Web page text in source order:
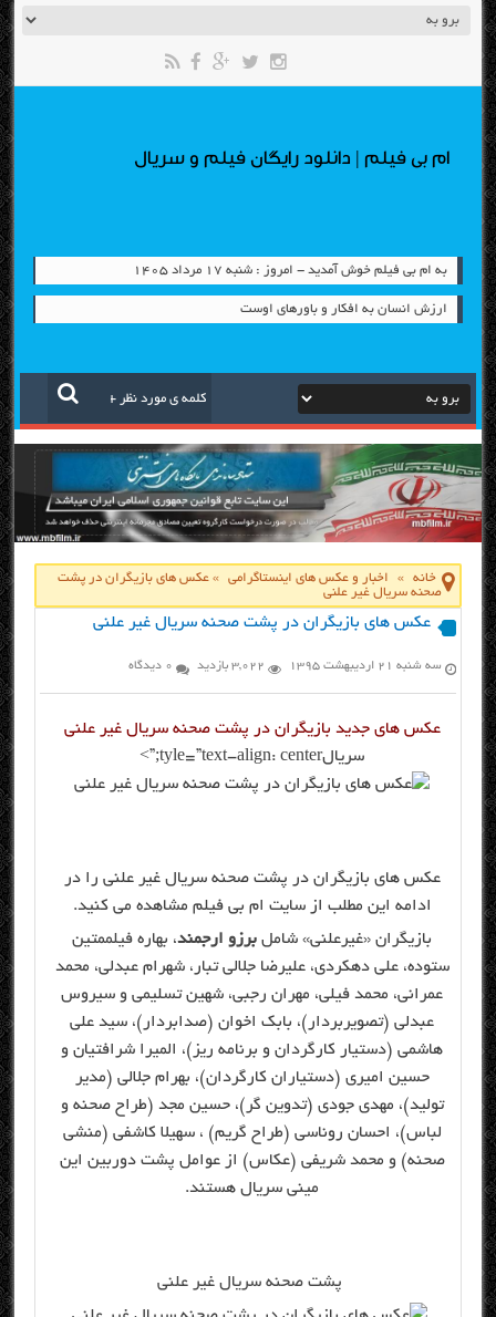
ام بی فیلم | دانلود رایگان فیلم و سریال
به ام بی فیلم خوش آمدید - امروز : شنبه ۱۷ مرداد ۱۴۰۵
ارزش انسان به افکار و باورهای اوست
خانه » اخبار و عکس های اینستاگرامی »عکس های بازیگران در پشت
صحنه سریال غیر علنی
عکس های بازیگران در پشت صحنه سریال غیر علنی
سه شنبه ۲۱ اردیبهشت ۱۳۹۵ 3,022 بازدید 0 دیدگاه
عکس های جدید بازیگران در پشت صحنه سریال غیر علنی
سریالtyle=”text-align: center;”>
عکس های بازیگران در پشت صحنه سریال غیر علنی را در
ادامه این مطلب از سایت ام بی فیلم مشاهده می کنید.
بازیگران «غیرعلنی» شامل برزو ارجمند، بهاره فیلممتین
ستوده، علی دهکردی، علیرضا جلالی تبار، شهرام عبدلی، محمد
عمرانی، محمد فیلی، مهران رجبی، شهین تسلیمی و سیروس
عبدلی (تصویربردار)، بابک اخوان (صدابردار)، سید علی
هاشمی (دستیار کارگردان و برنامه ریز)، المیرا شرافتیان و
حسین امیری (دستیاران کارگردان)، بهرام جلالی (مدیر
تولید)، مهدی جودی (تدوین گر)، حسین مجد (طراح صحنه و
لباس)، احسان روناسی (طراح گریم) ، سهیلا کاشفی (منشی
صحنه) و محمد شریفی (عکاس) از عوامل پشت دوربین این
مینی سریال هستند.
پشت صحنه سریال غیر علنی